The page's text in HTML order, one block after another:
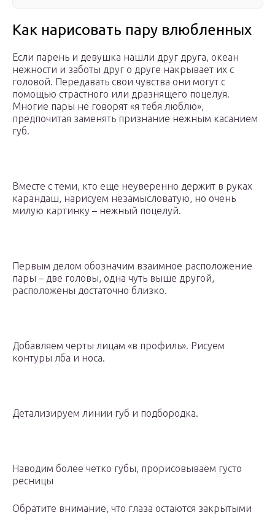
Как нарисовать пару влюбленных
Если парень и девушка нашли друг друга, океан
нежности и заботы друг о друге накрывает их с
головой. Передавать свои чувства они могут с
помощью страстного или дразнящего поцелуя.
Многие пары не говорят «я тебя люблю»,
предпочитая заменять признание нежным касанием
губ.
Вместе с теми, кто еще неуверенно держит в руках
карандаш, нарисуем незамысловатую, но очень
милую картинку – нежный поцелуй.
Первым делом обозначим взаимное расположение
пары – две головы, одна чуть выше другой,
расположены достаточно близко.
Добавляем черты лицам «в профиль». Рисуем
контуры лба и носа.
Детализируем линии губ и подбородка.
Наводим более четко губы, прорисовываем густо
ресницы
Обратите внимание, что глаза остаются закрытыми